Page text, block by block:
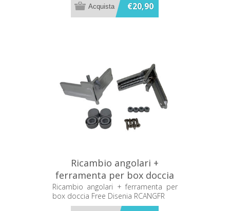
€20,90
Ricambio angolari +
ferramenta per box doccia
Free Disenia RCANGFR
Ricambio angolari + ferramenta per
box doccia Free Disenia RCANGFR